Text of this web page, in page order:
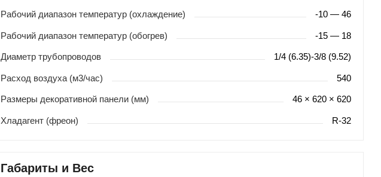
Рабочий диапазон температур (охлаждение) -10 — 46
Рабочий диапазон температур (обогрев) -15 — 18
Диаметр трубопроводов 1/4 (6.35)-3/8 (9.52)
Расход воздуха (м3/час) 540
Размеры декоративной панели (мм) 46 × 620 × 620
Хладагент (фреон) R-32
Габариты и Вес